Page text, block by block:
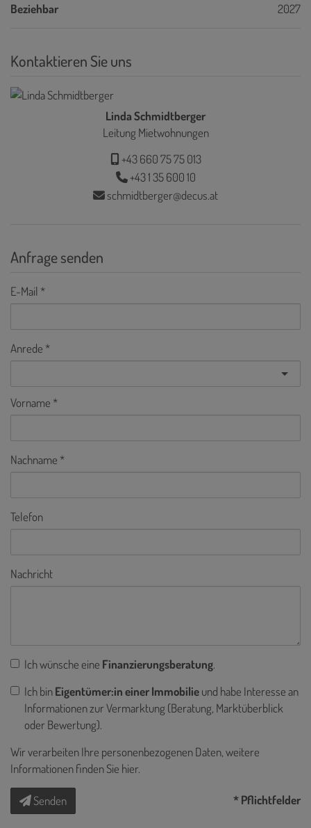
Beziehbar
2027
Kontaktieren Sie uns
Linda Schmidtberger
Leitung Mietwohnungen
+43 660 75 75 013
+43 1 35 600 10
schmidtberger@decus.at
Anfrage senden
E-Mail
Anrede
Vorname
Nachname
Telefon
Nachricht
Ich wünsche eine Finanzierungsberatung.
Ich binEigentümer:in einer Immobilieund habe Interesse an
Informationen zur Vermarktung (Beratung, Marktüberblick
oder Bewertung).
Wir verarbeiten Ihre personenbezogenen Daten, weitere
Informationen finden Sie hier.
Senden * Pflichtfelder